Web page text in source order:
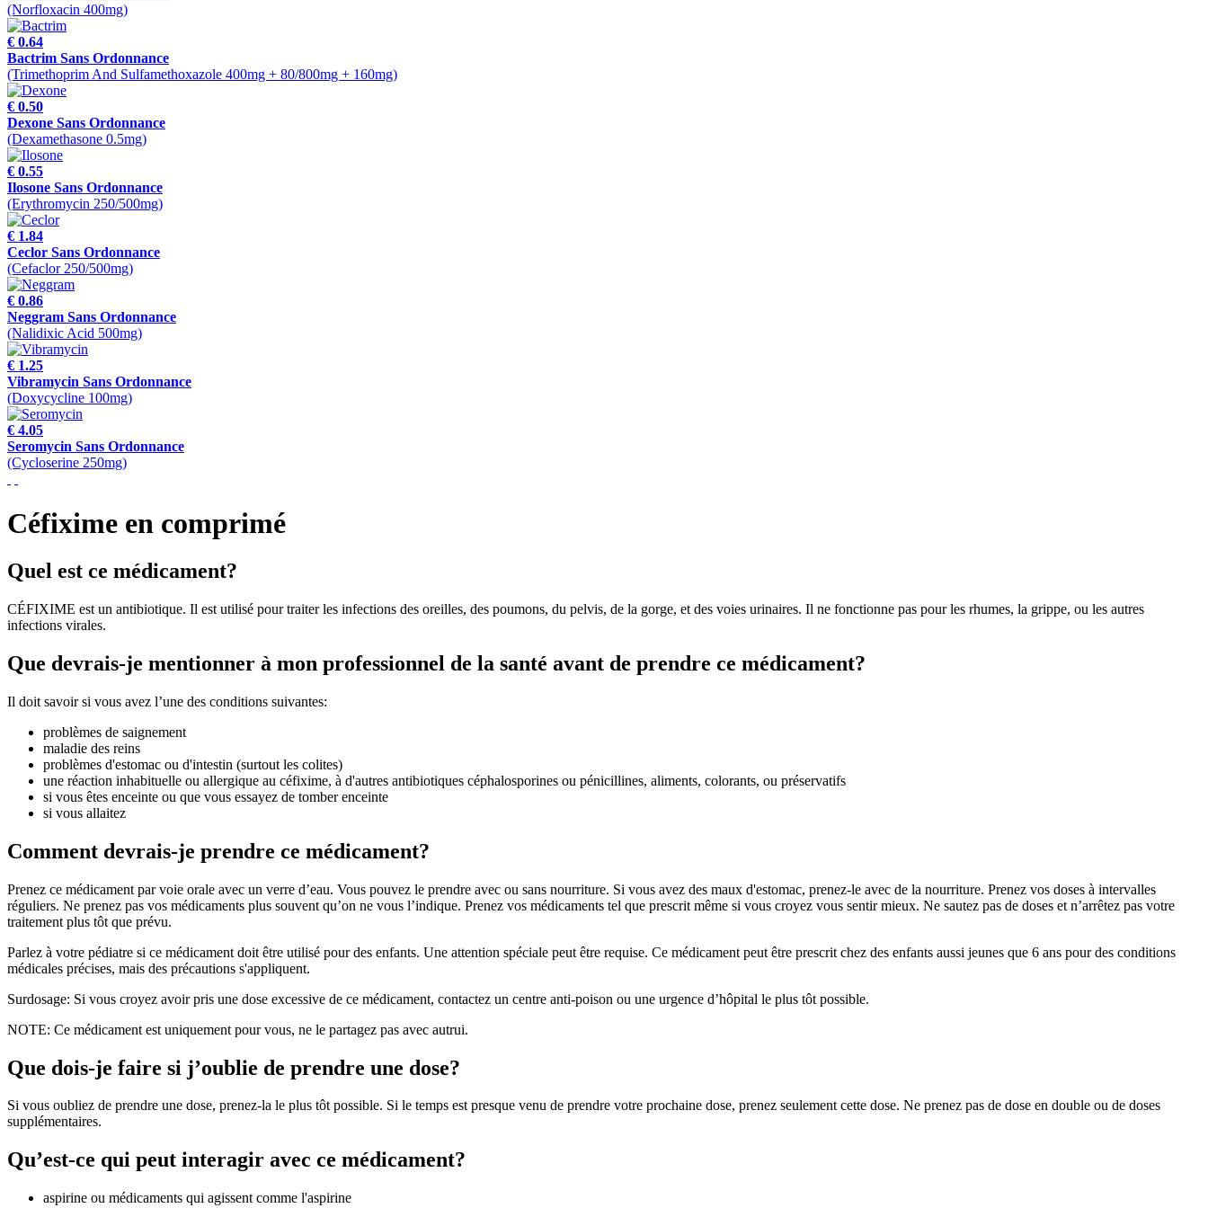
(Norfloxacin 400mg)
€ 0.64
Bactrim Sans Ordonnance
(Trimethoprim And Sulfamethoxazole 400mg + 80/800mg + 160mg)
€ 0.50
Dexone Sans Ordonnance
(Dexamethasone 0.5mg)
€ 0.55
Ilosone Sans Ordonnance
(Erythromycin 250/500mg)
€ 1.84
Ceclor Sans Ordonnance
(Cefaclor 250/500mg)
€ 0.86
Neggram Sans Ordonnance
(Nalidixic Acid 500mg)
€ 1.25
Vibramycin Sans Ordonnance
(Doxycycline 100mg)
€ 4.05
Seromycin Sans Ordonnance
(Cycloserine 250mg)
Céfixime en comprimé
Quel est ce médicament?
CÉFIXIME est un antibiotique. Il est utilisé pour traiter les infections des oreilles, des poumons, du pelvis, de la gorge, et des voies urinaires. Il ne fonctionne pas pour les rhumes, la grippe, ou les autres
infections virales.
Que devrais-je mentionner à mon professionnel de la santé avant de prendre ce médicament?
Il doit savoir si vous avez l’une des conditions suivantes:
problèmes de saignement
maladie des reins
problèmes d'estomac ou d'intestin (surtout les colites)
une réaction inhabituelle ou allergique au céfixime, à d'autres antibiotiques céphalosporines ou pénicillines, aliments, colorants, ou préservatifs
si vous êtes enceinte ou que vous essayez de tomber enceinte
si vous allaitez
Comment devrais-je prendre ce médicament?
Prenez ce médicament par voie orale avec un verre d’eau. Vous pouvez le prendre avec ou sans nourriture. Si vous avez des maux d'estomac, prenez-le avec de la nourriture. Prenez vos doses à intervalles
réguliers. Ne prenez pas vos médicaments plus souvent qu’on ne vous l’indique. Prenez vos médicaments tel que prescrit même si vous croyez vous sentir mieux. Ne sautez pas de doses et n’arrêtez pas votre
traitement plus tôt que prévu.
Parlez à votre pédiatre si ce médicament doit être utilisé pour des enfants. Une attention spéciale peut être requise. Ce médicament peut être prescrit chez des enfants aussi jeunes que 6 ans pour des conditions
médicales précises, mais des précautions s'appliquent.
Surdosage: Si vous croyez avoir pris une dose excessive de ce médicament, contactez un centre anti-poison ou une urgence d’hôpital le plus tôt possible.
NOTE: Ce médicament est uniquement pour vous, ne le partagez pas avec autrui.
Que dois-je faire si j’oublie de prendre une dose?
Si vous oubliez de prendre une dose, prenez-la le plus tôt possible. Si le temps est presque venu de prendre votre prochaine dose, prenez seulement cette dose. Ne prenez pas de dose en double ou de doses
supplémentaires.
Qu’est-ce qui peut interagir avec ce médicament?
aspirine ou médicaments qui agissent comme l'aspirine